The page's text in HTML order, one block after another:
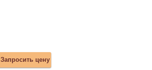
Запросить цену